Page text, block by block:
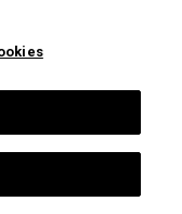
Ana
Costa, Nilza
Ana